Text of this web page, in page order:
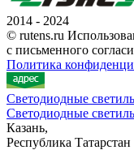
2014 - 2024
© rutens.ru
с письменного
Политика
Светодиодные
Светодиодные
Казань,
Республика Татарстан